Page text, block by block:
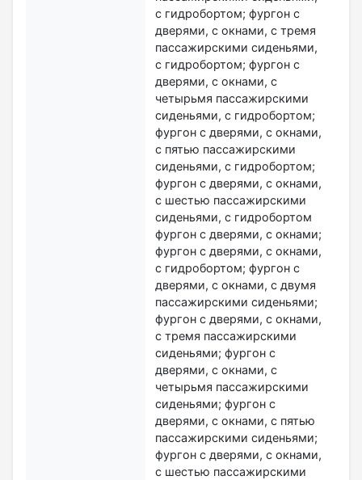
с гидробортом; фургон с
дверями, с окнами, с тремя
пассажирскими сиденьями,
с гидробортом; фургон с
дверями, с окнами, с
четырьмя пассажирскими
сиденьями, с гидробортом;
фургон с дверями, с окнами,
с пятью пассажирскими
сиденьями, с гидробортом;
фургон с дверями, с окнами,
с шестью пассажирскими
сиденьями, с гидробортом
фургон с дверями, с окнами;
фургон с дверями, с окнами,
с гидробортом; фургон с
дверями, с окнами, с двумя
пассажирскими сиденьями;
фургон с дверями, с окнами,
с тремя пассажирскими
сиденьями; фургон с
дверями, с окнами, с
четырьмя пассажирскими
сиденьями; фургон с
дверями, с окнами, с пятью
пассажирскими сиденьями;
фургон с дверями, с окнами,
с шестью пассажирскими